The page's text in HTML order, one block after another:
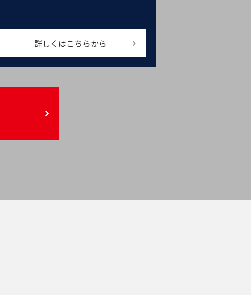
詳しくはこちらから